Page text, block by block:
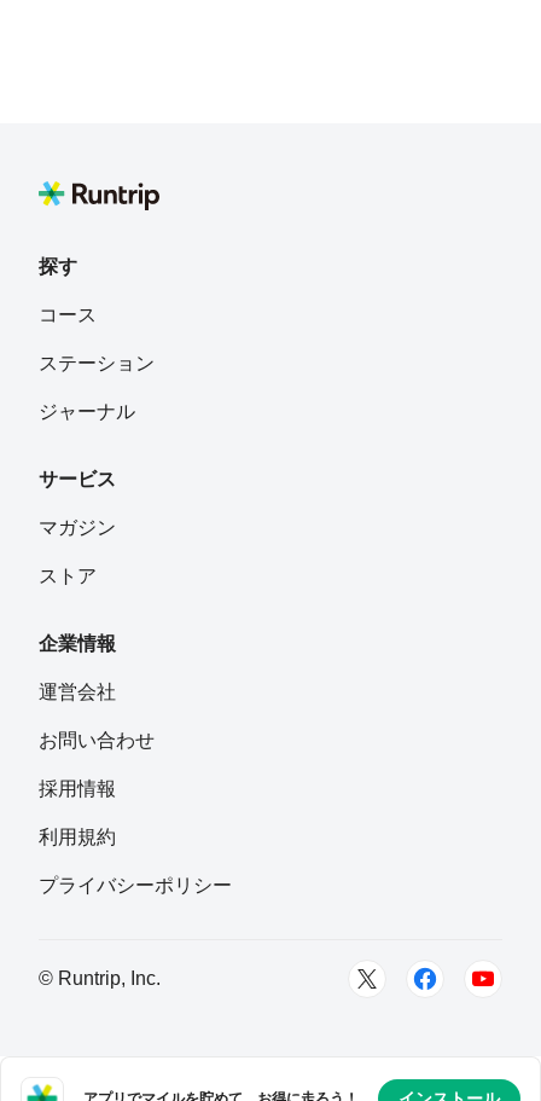
探す
コース
ステーション
ジャーナル
サービス
マガジン
ストア
企業情報
運営会社
お問い合わせ
採用情報
利用規約
プライバシーポリシー
© Runtrip, Inc.